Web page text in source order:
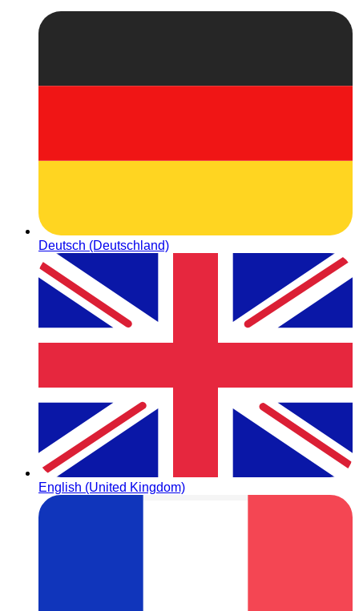
Deutsch (Deutschland)
English (United Kingdom)